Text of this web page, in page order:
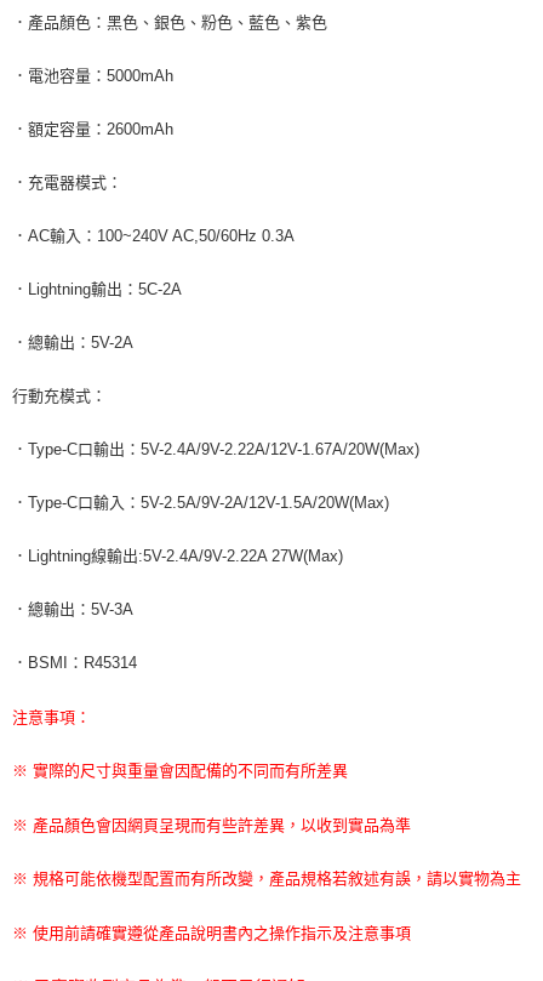
．產品顏色：黑色、銀色、粉色、藍色、紫色
．電池容量：5000mAh
．額定容量：2600mAh
．充電器模式：
．AC輸入：100~240V AC,50/60Hz 0.3A
．Lightning輸出：5C-2A
．總輸出：5V-2A
行動充模式：
．Type-C口輸出：5V-2.4A/9V-2.22A/12V-1.67A/20W(Max)
．Type-C口輸入：5V-2.5A/9V-2A/12V-1.5A/20W(Max)
．Lightning線輸出:5V-2.4A/9V-2.22A 27W(Max)
．總輸出：5V-3A
．BSMI：R45314
注意事項：
※ 實際的尺寸與重量會因配備的不同而有所差異
※ 產品顏色會因網頁呈現而有些許差異，以收到實品為準
※ 規格可能依機型配置而有所改變，產品規格若敘述有誤，請以實物為主
※ 使用前請確實遵從產品說明書內之操作指示及注意事項